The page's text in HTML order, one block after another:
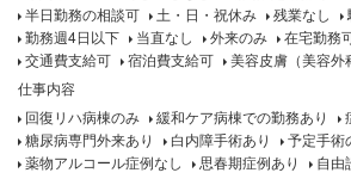
半日勤務の相談可
土・日・祝休み 残業なし
勤務週4日以下
当直なし 外来のみ 在宅勤務
交通費支給可
宿泊費支給可
美容皮膚（美容外
仕事内容
回復リハ病棟のみ
緩和ケア病棟での勤務あり
糖尿病専門外来あり
白内障手術あり
予定手術
薬物アルコール症例なし
思春期症例あり
自由